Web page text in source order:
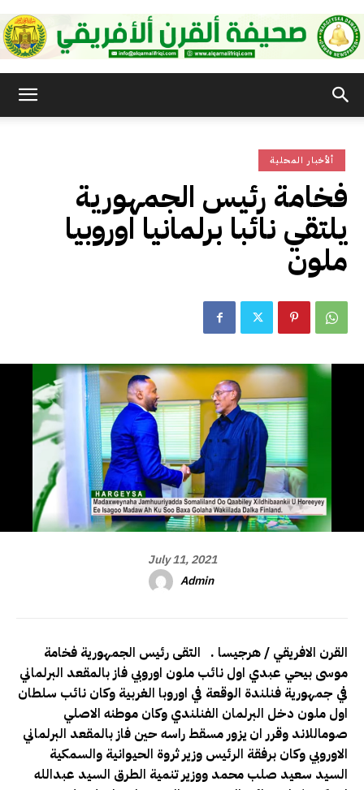
الأفريقي
ألأخبار المحلية
فخامة رئيس الجمهورية
يلتقي نائبا برلمانيا اوروبيا
ملون
July 11, 2021
Admin
القرن الافريقي / هرجيسا . التقى رئيس الجمهورية فخامة
موسى بيحي عبدي اول نائب ملون اوروبي فاز بالمقعد البرلماني
في جمهورية فنلندة الوقعة في اوروبا الغربية وكان نائب سلطان
اول ملون دخل البرلمان الفنلندي وكان موطنه الاصلي
صوماللاند وقرر ان يزور مسقط راسه حين فاز بالمقعد البرلماني
الاوروبي وكان برفقة الرئيس وزير ثروة الحيوانية والسمكية
السيد سعيد صلب محمد ووزير تنمية الطرق السيد عبدالله